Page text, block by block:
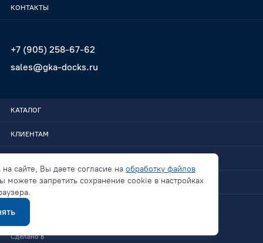
КОНТАКТЫ
+7 (905) 258-67-62
sales@gka-docks.ru
КАТАЛОГ
КЛИЕНТАМ
СВЯЗАТЬСЯ
Политика конфиденциальности
Сделано в
на сайте, Вы даете согласие на обработку файлов
можете запретить сохранение cookie в настройках